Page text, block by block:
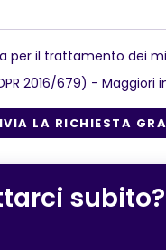
per il trattamento dei
2016/679) - Maggiori
LA RICHIESTA
subito?